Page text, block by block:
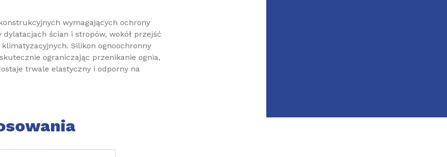
wymagających ochrony
ścian i stropów, wokół przejść
Silikon ognoochronny
ograniczając przenikanie ognia,
trwale elastyczny i odporny na